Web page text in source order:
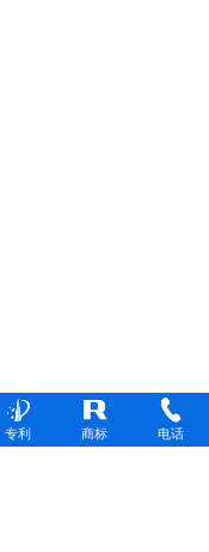
专利 商标 电话